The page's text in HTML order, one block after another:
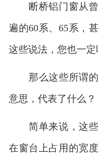
断桥铝门窗从曾
遍的60系、65系，
这些说法，您也一定
那么这些所谓的
意思，代表了什么？
简单来说，这些
在窗台上占用的宽